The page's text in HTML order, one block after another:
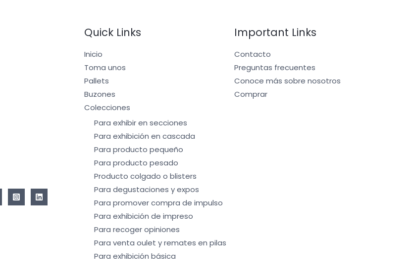
Quick Links
Inicio
Toma unos
Pallets
Buzones
Colecciones
Para exhibir en secciones
Para exhibición en cascada
Para producto pequeño
Para producto pesado
Producto colgado o blisters
Para degustaciones y expos
Para promover compra de impulso
Para exhibición de impreso
Para recoger opiniones
Para venta oulet y remates en pilas
Para exhibición básica
Important Links
Contacto
Preguntas frecuentes
Conoce más sobre nosotros
Comprar